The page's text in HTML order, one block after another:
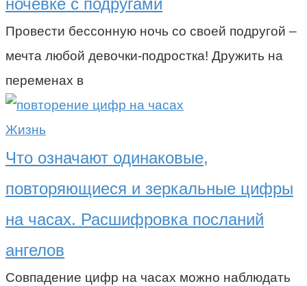
ночёвке с подругами
Провести бессонную ночь со своей подругой –
мечта любой девочки-подростка! Дружить на
переменах в
Жизнь
Что означают одинаковые,
повторяющиеся и зеркальные цифры
на часах. Расшифровка посланий
ангелов
Совпадение цифр на часах можно наблюдать